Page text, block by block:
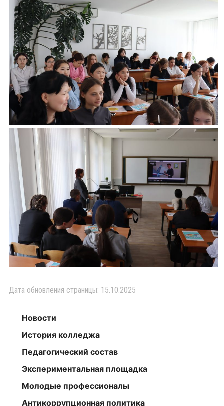
Дата обновления страницы: 15.10.2025
Новости
История колледжа
Педагогический состав
Экспериментальная площадка
Молодые профессионалы
Антикоррупционная политика